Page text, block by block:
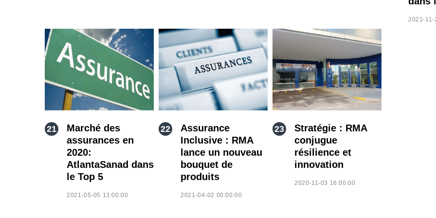
2021-
Marché des
assurances en
2020:
AtlantaSanad dans
le Top 5
2021-05-05 13:00:00
Assurance
Inclusive : RMA
lance un nouveau
bouquet de
produits
2021-04-02 00:00:00
Stratégie : RMA
conjugue
résilience et
innovation
2020-11-03 16:00:00